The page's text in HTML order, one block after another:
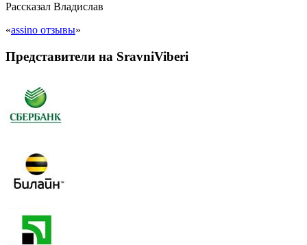
Рассказал Владислав
«assino отзывы»
Представители на SravniViberi